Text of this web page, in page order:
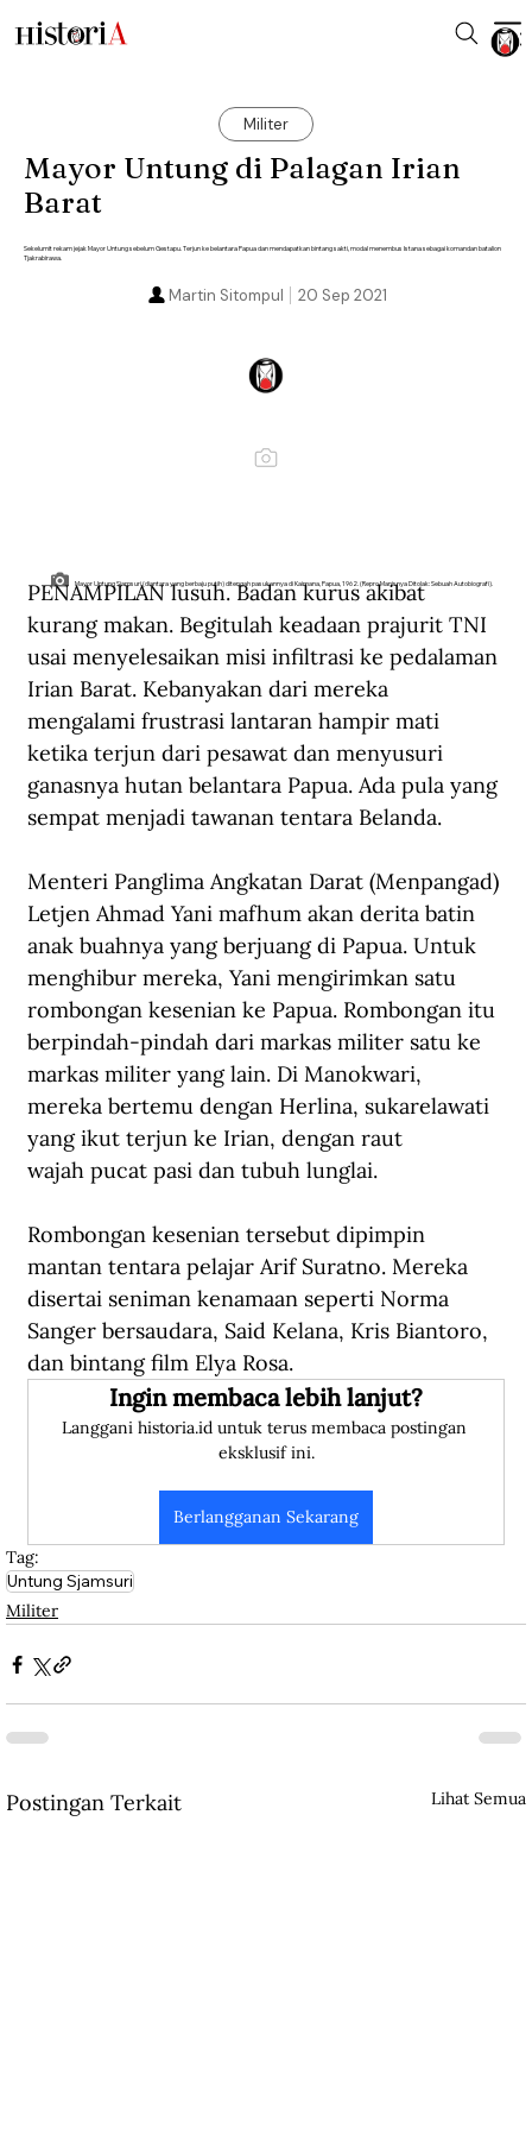
Militer
Mayor Untung di Palagan Irian
Barat
Sekelumit rekam jejak Mayor Untung sebelum Gestapu. Terjun ke belantara Papua dan mendapatkan bintang sakti, modal menembus Istana sebagai komandan batalion
Tjakrabirawa.
20 Sep 2021
Martin Sitompul
Mayor Untung Sjamsuri (diantara yang berbaju putih) ditengah pasukannya di Kaimana, Papua, 1962. (Repro Manisnya Ditolak: Sebuah Autobiografi).
PENAMPILAN lusuh. Badan kurus akibat
kurang makan. Begitulah keadaan prajurit TNI
usai menyelesaikan misi infiltrasi ke pedalaman
Irian Barat. Kebanyakan dari mereka
mengalami frustrasi lantaran hampir mati
ketika terjun dari pesawat dan menyusuri
ganasnya hutan belantara Papua. Ada pula yang
sempat menjadi tawanan tentara Belanda.
Menteri Panglima Angkatan Darat (Menpangad)
Letjen Ahmad Yani mafhum akan derita batin
anak buahnya yang berjuang di Papua. Untuk
menghibur mereka, Yani mengirimkan satu
rombongan kesenian ke Papua. Rombongan itu
berpindah-pindah dari markas militer satu ke
markas militer yang lain. Di Manokwari,
mereka bertemu dengan Herlina, sukarelawati
yang ikut terjun ke Irian, dengan raut
wajah pucat pasi dan tubuh lunglai.
Rombongan kesenian tersebut dipimpin
mantan tentara pelajar Arif Suratno. Mereka
disertai seniman kenamaan seperti Norma
Sanger bersaudara, Said Kelana, Kris Biantoro,
dan bintang film Elya Rosa.
Ingin membaca lebih lanjut?
Langgani historia.id untuk terus membaca postingan
eksklusif ini.
Berlangganan Sekarang
Tag:
Untung Sjamsuri
Militer
Postingan Terkait Lihat Semua